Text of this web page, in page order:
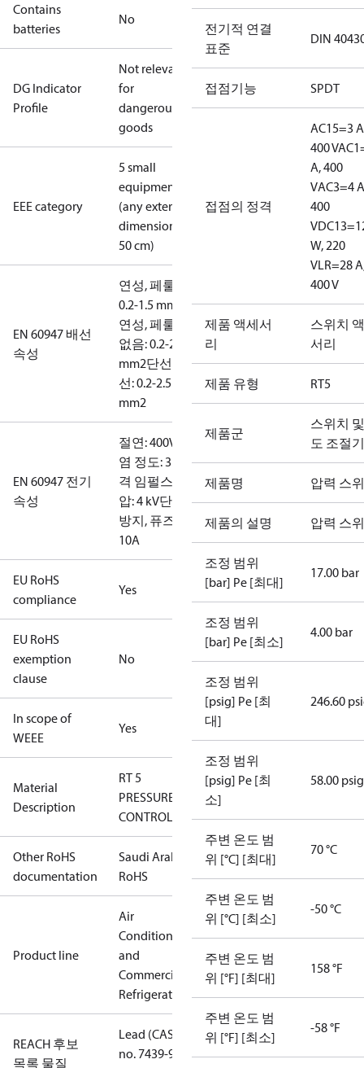
Contains
batteries
No
DG Indicator
Profile
Not relevant
for
dangerous
goods
EEE category
5 small
equipment
(any external
dimension <
50 cm)
EN 60947 배선
속성
연성, 페룰:
0.2-1.5 mm2
연성, 페룰
없음: 0.2-2.5
mm2단선/연
선: 0.2-2.5
mm2
EN 60947 전기
속성
절연: 400V
염 정도: 3
격 임펄스 전
압: 4 kV단락
방지, 퓨즈:
10A
EU RoHS
compliance
Yes
EU RoHS
exemption
clause
No
In scope of
WEEE
Yes
Material
Description
RT 5
PRESSURE
CONTROL
Other RoHS
documentation
Saudi Arabia
RoHS
Product line
Air
Conditioning
and
Commercial
Refrigeration
REACH 후보
목록 물질
Lead (CAS
no. 7439-92-
전기적 연결
표준
DIN
접점기능 SPDT
접점의 정격
AC15=3
400 V
A, 400
VAC3=4
400
V
W, 220
VLR=28
400 V
제품 액세서
리
스위치
서리
제품 유형 RT5
제품군
스위치
도 조절기
제품명 압력 스
제품의 설명 압력 스
조정 범위
[bar] Pe [최대]
17.00 bar
조정 범위
[bar] Pe [최소]
4.00 bar
조정 범위
[psig] Pe [최
대]
246.60
조정 범위
[psig] Pe [최
소]
58.00 psig
주변 온도 범
위 [°C] [최대]
70 °C
주변 온도 범
위 [°C] [최소]
-50 °C
주변 온도 범
위 [°F] [최대]
158 °F
주변 온도 범
위 [°F] [최소]
-58 °F